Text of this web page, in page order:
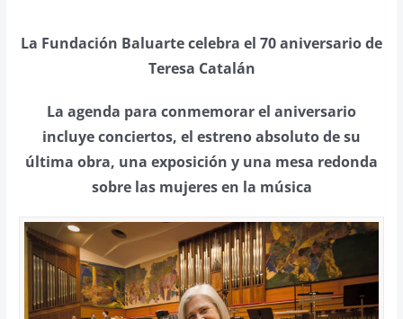
La Fundación Baluarte celebra el 70 aniversario de
Teresa Catalán
La agenda para conmemorar el aniversario
incluye conciertos, el estreno absoluto de su
última obra, una exposición y una mesa redonda
sobre las mujeres en la música